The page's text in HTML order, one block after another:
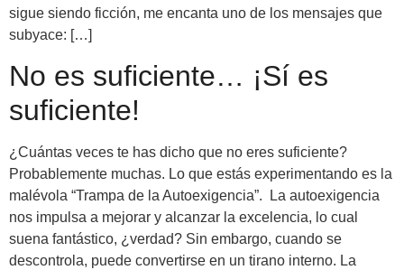
sigue siendo ficción, me encanta uno de los mensajes que
subyace: […]
No es suficiente… ¡Sí es
suficiente!
¿Cuántas veces te has dicho que no eres suficiente?
Probablemente muchas. Lo que estás experimentando es la
malévola “Trampa de la Autoexigencia”. La autoexigencia
nos impulsa a mejorar y alcanzar la excelencia, lo cual
suena fantástico, ¿verdad? Sin embargo, cuando se
descontrola, puede convertirse en un tirano interno. La